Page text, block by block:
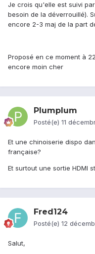
Je crois qu'elle est suivi
besoin de la déverrouillé).
encore 2-3 maj de la part
Proposé en ce moment à
encore moin cher
Plumplum
Posté(e) 11
Et une chinoiserie dispo
française?
Et surtout une sortie HDMI
Fred124
Posté(e) 12
Salut,